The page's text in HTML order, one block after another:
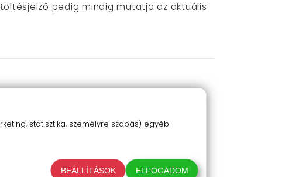
pedig mindig mutatja az aktuális
marad.
nem kell bajlódnod a lámpával.
is segít.
jelzést adsz vele.
statisztika, személyre szabás) egyéb
BEÁLLÍTÁSOK ELFOGADOM